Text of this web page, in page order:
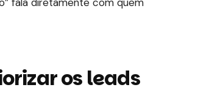
fala diretamente com quem
os leads